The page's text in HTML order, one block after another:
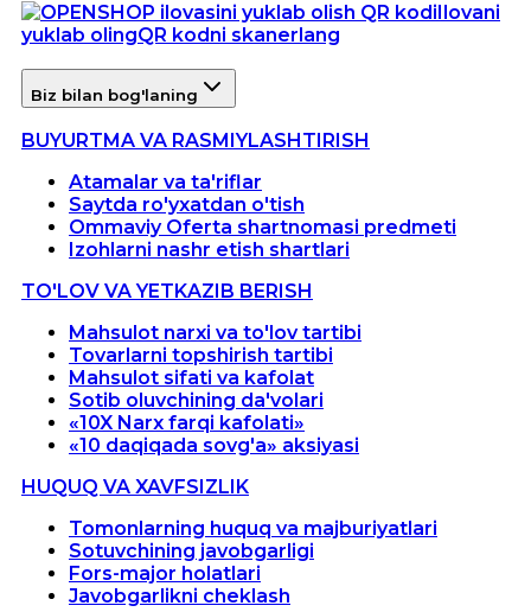
Ilovani
yuklab olingQR kodni skanerlang
Biz bilan bog'laning
BUYURTMA VA RASMIYLASHTIRISH
Atamalar va ta'riflar
Saytda ro'yxatdan o'tish
Ommaviy Oferta shartnomasi predmeti
Izohlarni nashr etish shartlari
TO'LOV VA YETKAZIB BERISH
Mahsulot narxi va to'lov tartibi
Tovarlarni topshirish tartibi
Mahsulot sifati va kafolat
Sotib oluvchining da'volari
«10X Narx farqi kafolati»
«10 daqiqada sovg'a» aksiyasi
HUQUQ VA XAVFSIZLIK
Tomonlarning huquq va majburiyatlari
Sotuvchining javobgarligi
Fors-major holatlari
Javobgarlikni cheklash